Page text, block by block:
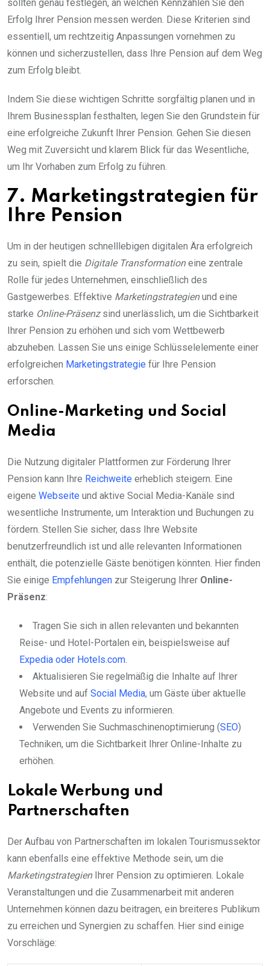
sollten genau festlegen, an welchen Kennzahlen Sie den
Erfolg Ihrer Pension messen werden. Diese Kriterien sind
essentiell, um rechtzeitig Anpassungen vornehmen zu
können und sicherzustellen, dass Ihre Pension auf dem Weg
zum Erfolg bleibt.
Indem Sie diese wichtigen Schritte sorgfältig planen und in
Ihrem Businessplan festhalten, legen Sie den Grundstein für
eine erfolgreiche Zukunft Ihrer Pension. Gehen Sie diesen
Weg mit Zuversicht und klarem Blick für das Wesentliche,
um Ihr Vorhaben zum Erfolg zu führen.
7. Marketingstrategien für
Ihre Pension
Um in der heutigen schnelllebigen digitalen Ära erfolgreich
zu sein, spielt die Digitale Transformationeine zentrale
Rolle für jedes Unternehmen, einschließlich des
Gastgewerbes. Effektive Marketingstrategienund eine
starke Online-Präsenzsind unerlässlich, um die Sichtbarkeit
Ihrer Pension zu erhöhen und sich vom Wettbewerb
abzuheben. Lassen Sie uns einige Schlüsselelemente einer
erfolgreichen Marketingstrategie für Ihre Pension
erforschen.
Online-Marketing und Social
Media
Die Nutzung digitaler Plattformen zur Förderung Ihrer
Pension kann Ihre Reichweite erheblich steigern. Eine
eigene Webseite und aktive Social Media-Kanäle sind
wesentliche Instrumente, um Interaktion und Buchungen zu
fördern. Stellen Sie sicher, dass Ihre Website
benutzerfreundlich ist und alle relevanten Informationen
enthält, die potenzielle Gäste benötigen könnten. Hier finden
Sie einige Empfehlungen zur Steigerung Ihrer Online-
Präsenz:
Tragen Sie sich in allen relevanten und bekannten
Reise- und Hotel-Portalen ein, beispielsweise auf
Expedia oder Hotels.com.
Aktualisieren Sie regelmäßig die Inhalte auf Ihrer
Website und auf Social Media, um Gäste über aktuelle
Angebote und Events zu informieren.
Verwenden Sie Suchmaschinenoptimierung (SEO)
Techniken, um die Sichtbarkeit Ihrer Online-Inhalte zu
erhöhen.
Lokale Werbung und
Partnerschaften
Der Aufbau von Partnerschaften im lokalen Tourismussektor
kann ebenfalls eine effektive Methode sein, um die
MarketingstrategienIhrer Pension zu optimieren. Lokale
Veranstaltungen und die Zusammenarbeit mit anderen
Unternehmen können dazu beitragen, ein breiteres Publikum
zu erreichen und Synergien zu schaffen. Hier sind einige
Vorschläge: